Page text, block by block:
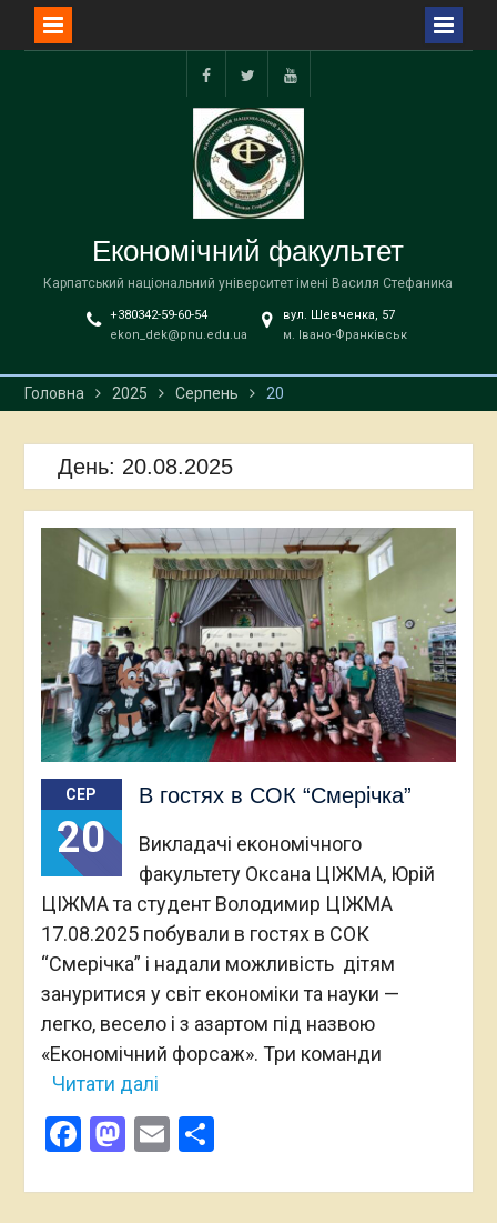
facebooktwitter YouTube
Економічний факультет
Карпатський національний університет імені Василя Стефаника
+380342-59-60-54
ekon_dek@pnu.edu.ua
вул. Шевченка, 57
м. Івано-Франківськ
Головна 2025 Серпень 20
День: 20.08.2025
СЕР
20
В гостях в СОК “Смерічка”
Викладачі економічного
факультету Оксана ЦІЖМА, Юрій
ЦІЖМА та студент Володимир ЦІЖМА
17.08.2025 побували в гостях в СОК
“Смерічка” і надали можливість дітям
зануритися у світ економіки та науки —
легко, весело і з азартом під назвою
«Економічний форсаж». Три команди
Читати далі
Facebook
Mastodon
EmailПоділитися